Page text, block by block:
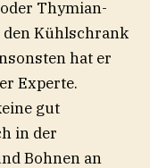
Thymian-
den Kühlschrank
hat er
Experte.
gut
in der
Bohnen an